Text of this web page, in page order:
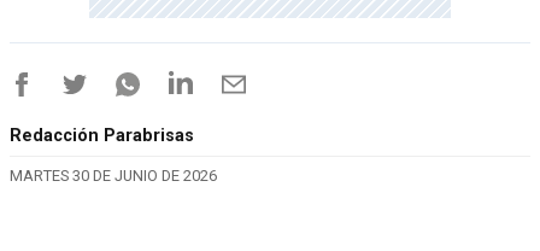
Redacción Parabrisas
MARTES 30 DE JUNIO DE 2026